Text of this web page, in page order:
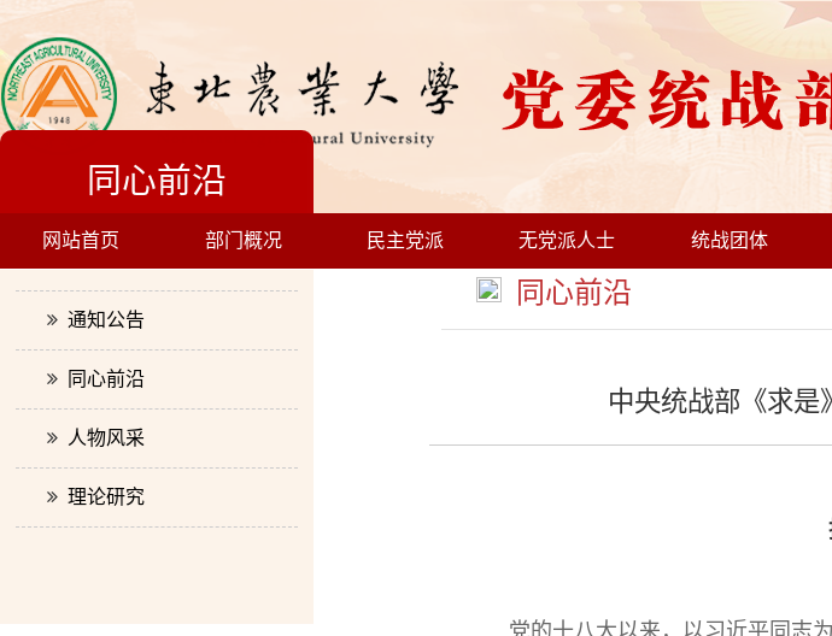
网站首页 部门概况 民主党派 无党派人士 统战团体
同心前沿
通知公告
同心前沿
人物风采
理论研究
同心前沿
中央统战部《求是